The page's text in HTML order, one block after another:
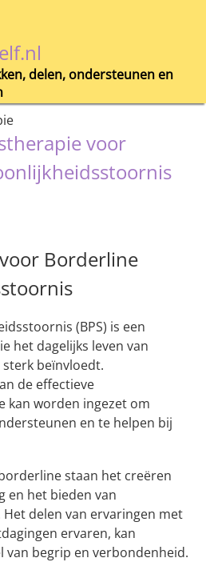
delen, ondersteunen en
voor
Borderline
(BPS) is een
het dagelijks leven van
beïnvloedt.
de effectieve
kan worden ingezet om
en te helpen bij
staan het creëren
en het bieden van
delen van ervaringen met
ervaren, kan
van begrip en verbondenheid.